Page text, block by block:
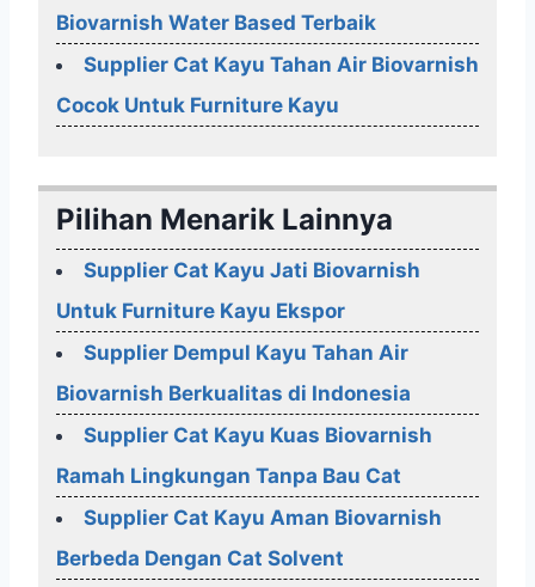
Biovarnish Water Based Terbaik
Supplier Cat Kayu Tahan Air Biovarnish
Cocok Untuk Furniture Kayu
Pilihan Menarik Lainnya
Supplier Cat Kayu Jati Biovarnish
Untuk Furniture Kayu Ekspor
Supplier Dempul Kayu Tahan Air
Biovarnish Berkualitas di Indonesia
Supplier Cat Kayu Kuas Biovarnish
Ramah Lingkungan Tanpa Bau Cat
Supplier Cat Kayu Aman Biovarnish
Berbeda Dengan Cat Solvent